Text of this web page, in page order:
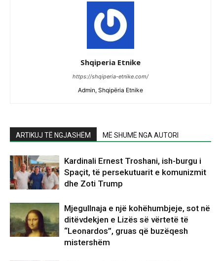
Shqiperia Etnike
https://shqiperia-etnike.com/
Admin, Shqipëria Etnike
ARTIKUJ TË NGJASHËM MË SHUMË NGA AUTORI
Kardinali Ernest Troshani, ish-burgu i
Spaçit, të persekutuarit e komunizmit
dhe Zoti Trump
Mjegullnaja e një kohëhumbjeje, sot në
ditëvdekjen e Lizës së vërtetë të
“Leonardos”, gruas që buzëqesh
mistershëm